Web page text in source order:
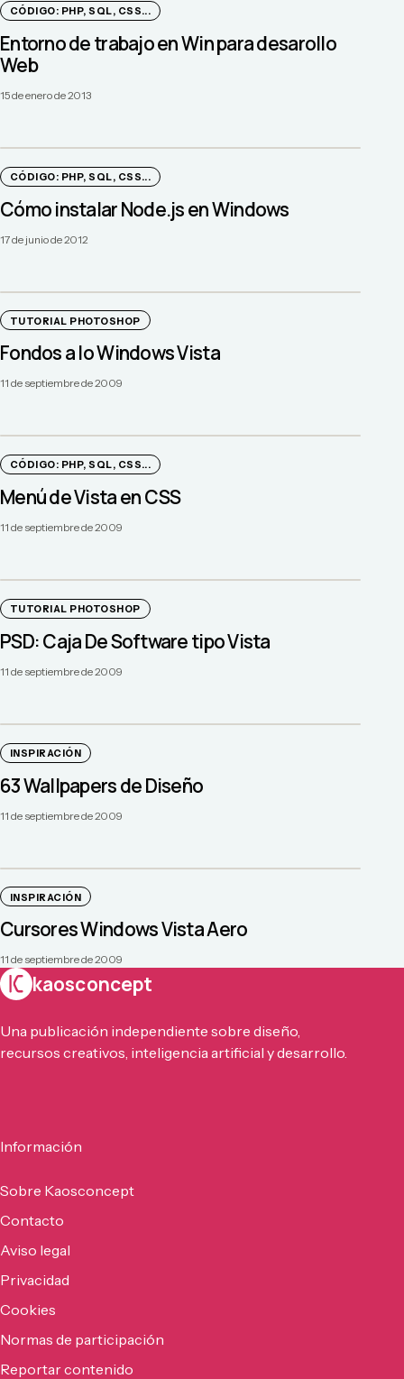
CÓDIGO: PHP, SQL, CSS...
Entorno de trabajo en Win para desarollo
Web
15 de enero de 2013
CÓDIGO: PHP, SQL, CSS...
Cómo instalar Node.js en Windows
17 de junio de 2012
TUTORIAL PHOTOSHOP
Fondos a lo Windows Vista
11 de septiembre de 2009
CÓDIGO: PHP, SQL, CSS...
Menú de Vista en CSS
11 de septiembre de 2009
TUTORIAL PHOTOSHOP
PSD: Caja De Software tipo Vista
11 de septiembre de 2009
INSPIRACIÓN
63 Wallpapers de Diseño
11 de septiembre de 2009
INSPIRACIÓN
Cursores Windows Vista Aero
11 de septiembre de 2009
kaosconcept
Una publicación independiente sobre diseño,
recursos creativos, inteligencia artificial y desarrollo.
Información
Sobre Kaosconcept
Contacto
Aviso legal
Privacidad
Cookies
Normas de participación
Reportar contenido